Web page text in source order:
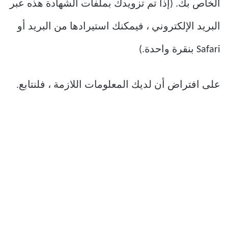
الخاص بك. (إذا تم تزويدك بملفات الشهادة هذه عبر
البريد الإلكتروني ، فيمكنك استيرادها من البريد أو
Safari بنقرة واحدة.)
على افتراض أن لديك المعلومات اللازمة ، فلنتابع.